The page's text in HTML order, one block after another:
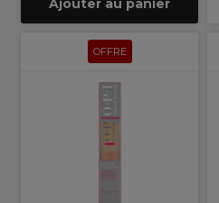
Ajouter au panier
OFFRE